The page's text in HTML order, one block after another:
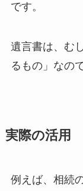
です。
遺言書は、む
るもの」なの
実際の活用
例えば、相続